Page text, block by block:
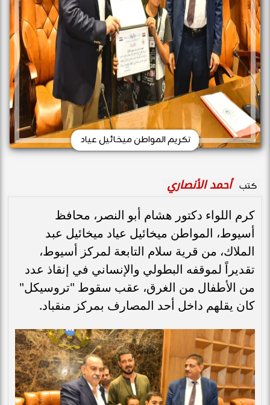
تكريم المواطن ميخائيل عياد
كتب أحمد الأنصاري
كرم اللواء دكتور هشام أبو النصر، محافظ
أسيوط، المواطن ميخائيل عياد ميخائيل عبد
الملاك، من قرية سلام التابعة لمركز أسيوط،
تقديراً لموقفه البطولي والإنساني في إنقاذ عدد
من الأطفال من الغرق، عقب سقوط "تروسيكل"
كان يقلهم داخل أحد المصارف بمركز منقباد.